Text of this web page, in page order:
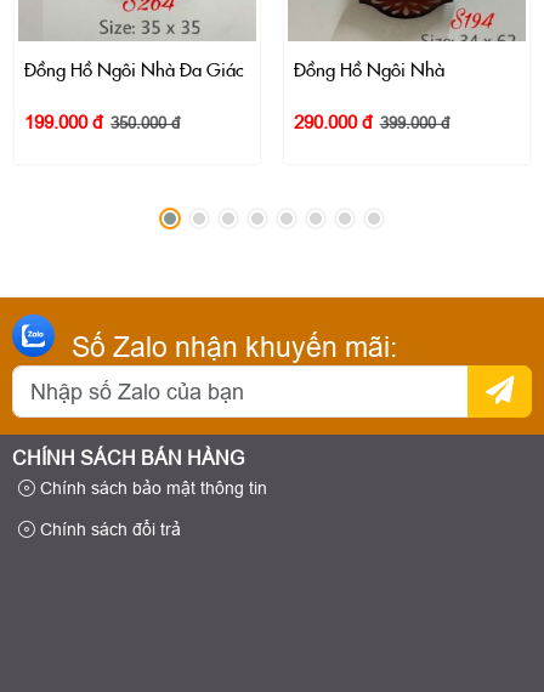
Đồng Hồ Ngôi Nhà Đa Giác
199.000 đ 350.000 đ
Đồng Hồ Ngôi Nhà
290.000 đ 399.000 đ
Số Zalo nhận khuyến mãi:
CHÍNH SÁCH BÁN HÀNG
Chính sách bảo mật thông tin
Chính sách đổi trả